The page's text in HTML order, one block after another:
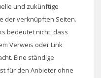
und zukünftige
der verknüpften Seiten.
bedeutet nicht, dass
Verweis oder Link
Eine ständige
für den Anbieter ohne